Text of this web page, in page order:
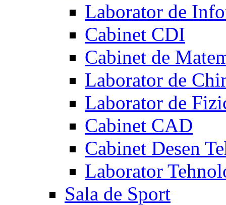
Laborator de
Cabinet CDI
Cabinet de
Laborator de
Laborator de
Cabinet CAD
Cabinet Desen
Laborator
Sala de Sport